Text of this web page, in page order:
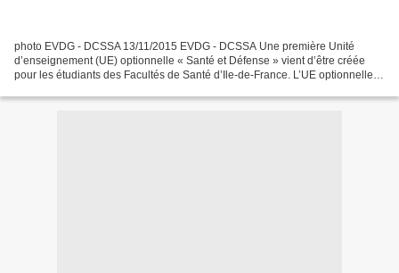
photo EVDG - DCSSA 13/11/2015 EVDG - DCSSA Une première Unité
d’enseignement (UE) optionnelle « Santé et Défense » vient d’être créée
pour les étudiants des Facultés de Santé d’Ile-de-France. L’UE optionnelle «